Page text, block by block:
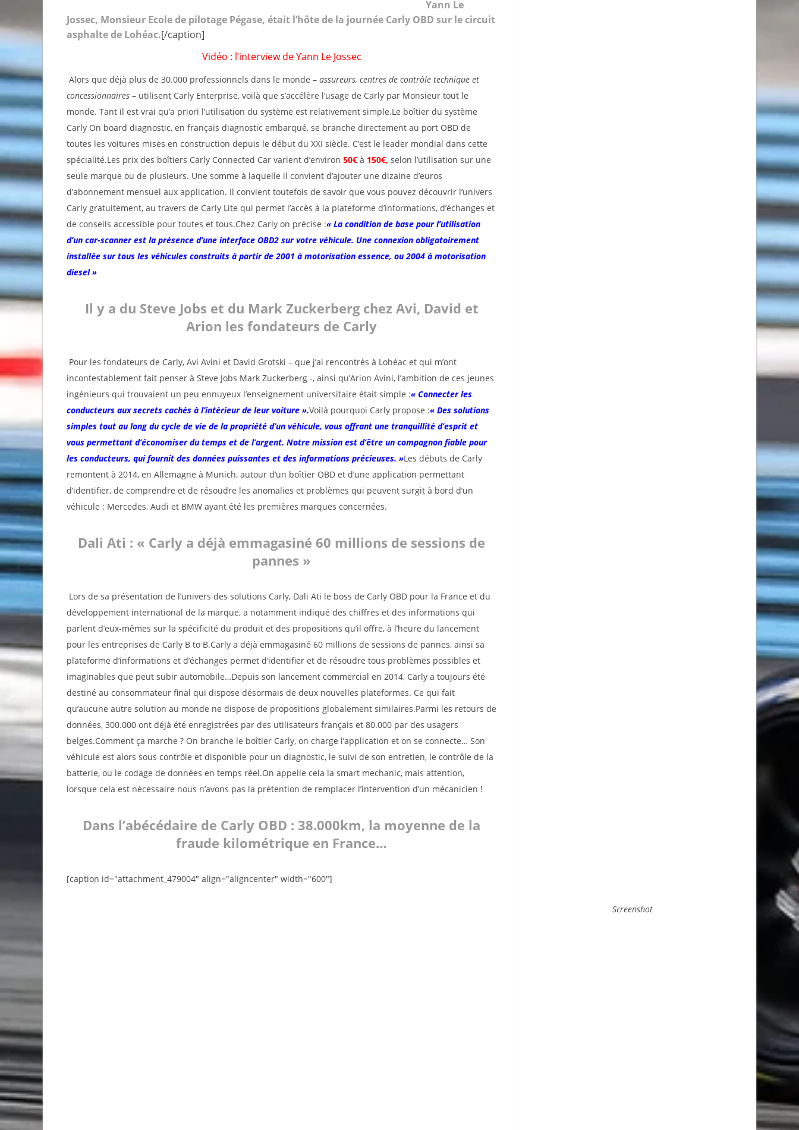
Yann Le
Jossec, Monsieur Ecole de pilotage Pégase, était l’hôte de la journée Carly OBD sur le circuit
asphalte de Lohéac.[/caption]
Vidéo : l’interview de Yann Le Jossec
Alors que déjà plus de 30.000 professionnels dans le monde – assureurs, centres de contrôle technique et
concessionnaires – utilisent Carly Enterprise, voilà que s’accélère l’usage de Carly par Monsieur tout le
monde. Tant il est vrai qu’a priori l’utilisation du système est relativement simple.Le boîtier du système
Carly On board diagnostic, en français diagnostic embarqué, se branche directement au port OBD de
toutes les voitures mises en construction depuis le début du XXI siècle. C’est le leader mondial dans cette
spécialité.Les prix des boîtiers Carly Connected Car varient d’environ 50€ à 150€, selon l’utilisation sur une
seule marque ou de plusieurs. Une somme à laquelle il convient d’ajouter une dizaine d’euros
d’abonnement mensuel aux application. Il convient toutefois de savoir que vous pouvez découvrir l’univers
Carly gratuitement, au travers de Carly Lite qui permet l’accès à la plateforme d’informations, d’échanges et
de conseils accessible pour toutes et tous.Chez Carly on précise :« La condition de base pour l’utilisation
d’un car-scanner est la présence d’une interface OBD2 sur votre véhicule. Une connexion obligatoirement
installée sur tous les véhicules construits à partir de 2001 à motorisation essence, ou 2004 à motorisation
diesel »
Il y a du Steve Jobs et du Mark Zuckerberg chez Avi, David et
Arion les fondateurs de Carly
Pour les fondateurs de Carly, Avi Avini et David Grotski – que j’ai rencontrés à Lohéac et qui m’ont
incontestablement fait penser à Steve Jobs Mark Zuckerberg -, ainsi qu’Arion Avini, l’ambition de ces jeunes
ingénieurs qui trouvaient un peu ennuyeux l’enseignement universitaire était simple :« Connecter les
conducteurs aux secrets cachés à l’intérieur de leur voiture ».Voilà pourquoi Carly propose :« Des solutions
simples tout au long du cycle de vie de la propriété d’un véhicule, vous offrant une tranquillité d’esprit et
vous permettant d’économiser du temps et de l’argent. Notre mission est d’être un compagnon fiable pour
les conducteurs, qui fournit des données puissantes et des informations précieuses. »Les débuts de Carly
remontent à 2014, en Allemagne à Munich, autour d’un boîtier OBD et d’une application permettant
d’identifier, de comprendre et de résoudre les anomalies et problèmes qui peuvent surgit à bord d’un
véhicule ; Mercedes, Audi et BMW ayant été les premières marques concernées.
Dali Ati : « Carly a déjà emmagasiné 60 millions de sessions de
pannes »
Lors de sa présentation de l’univers des solutions Carly, Dali Ati le boss de Carly OBD pour la France et du
développement international de la marque, a notamment indiqué des chiffres et des informations qui
parlent d’eux-mêmes sur la spécificité du produit et des propositions qu’il offre, à l’heure du lancement
pour les entreprises de Carly B to B.Carly a déjà emmagasiné 60 millions de sessions de pannes, ainsi sa
plateforme d’informations et d’échanges permet d’identifier et de résoudre tous problèmes possibles et
imaginables que peut subir automobile…Depuis son lancement commercial en 2014, Carly a toujours été
destiné au consommateur final qui dispose désormais de deux nouvelles plateformes. Ce qui fait
qu’aucune autre solution au monde ne dispose de propositions globalement similaires.Parmi les retours de
données, 300.000 ont déjà été enregistrées par des utilisateurs français et 80.000 par des usagers
belges.Comment ça marche ? On branche le boîtier Carly, on charge l’application et on se connecte… Son
véhicule est alors sous contrôle et disponible pour un diagnostic, le suivi de son entretien, le contrôle de la
batterie, ou le codage de données en temps réel.On appelle cela la smart mechanic, mais attention,
lorsque cela est nécessaire nous n’avons pas la prétention de remplacer l’intervention d’un mécanicien !
Dans l’abécédaire de Carly OBD : 38.000km, la moyenne de la
fraude kilométrique en France…
[caption id="attachment_479004" align="aligncenter" width="600"]
Screenshot